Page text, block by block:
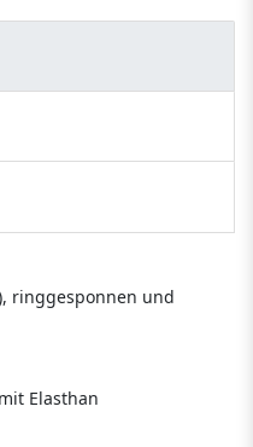
ringgesponnen und
Elasthan